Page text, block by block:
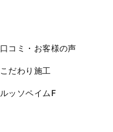
口コミ・お客様の声
こだわり施工
ルッソペイムF